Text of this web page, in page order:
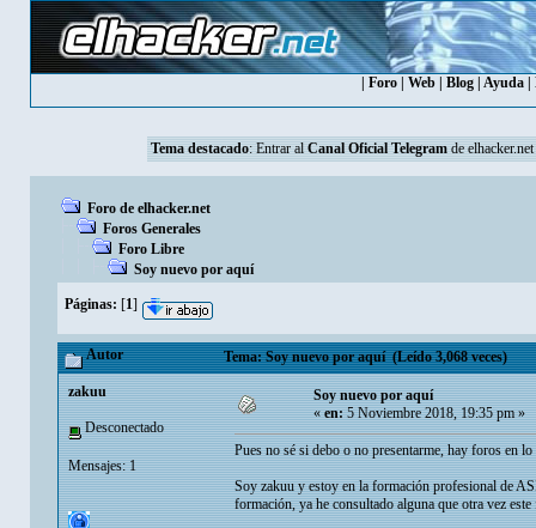
Foro| Web| Blog| Ayuda|
Tema destacado: Entrar al Canal Oficial Telegramde elhacker.net
Foro de elhacker.net
Foros Generales
Foro Libre
Soy nuevo por aquí
Páginas: [1]
Autor Tema: Soy nuevo por aquí (Leído 3,068 veces)
zakuu
Desconectado
Mensajes: 1
Soy nuevo por aquí
«en:5 Noviembre 2018, 19:35 pm »
Pues no sé si debo o no presentarme, hay foros en
Soy zakuu y estoy en la formación profesional de
formación, ya he consultado alguna que otra vez